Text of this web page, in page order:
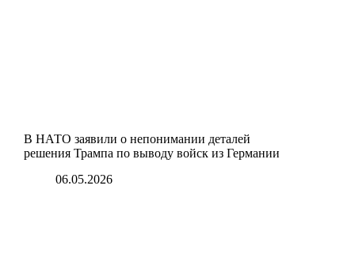
В НАТО заявили о непонимании деталей
решения Трампа по выводу войск из Германии
06.05.2026